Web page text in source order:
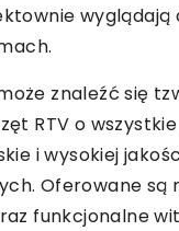
znaleźć się
RTV o
i wysokiej
Oferowane są
funkcjonalne